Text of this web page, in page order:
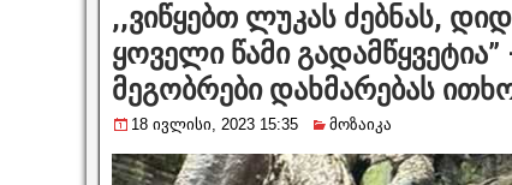
,,ვიწყებთ ლუკას ძებნას,
ყოველი წამი
მეგობრები დახმარებას
18 ივლისი, 2023 15:35 მოზაიკა